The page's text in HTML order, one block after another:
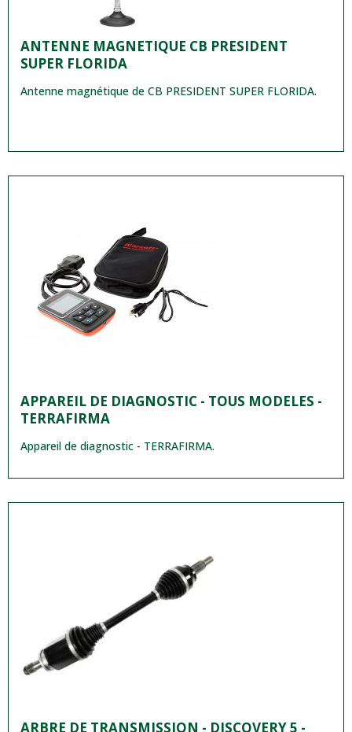
ANTENNE MAGNETIQUE CB PRESIDENT
SUPER FLORIDA
Antenne magnétique de CB PRESIDENT SUPER FLORIDA.
APPAREIL DE DIAGNOSTIC - TOUS MODELES -
TERRAFIRMA
Appareil de diagnostic - TERRAFIRMA.
ARBRE DE TRANSMISSION - DISCOVERY 5 -